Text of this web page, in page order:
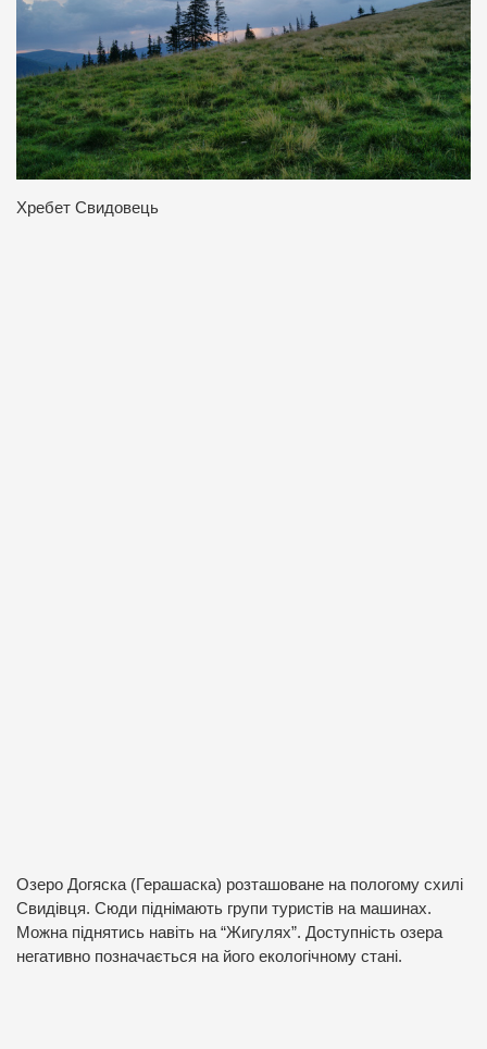
Хребет Свидовець
Озеро Догяска (Герашаска) розташоване на пологому схилі
Свидівця. Сюди піднімають групи туристів на машинах.
Можна піднятись навіть на “Жигулях”. Доступність озера
негативно позначається на його екологічному стані.